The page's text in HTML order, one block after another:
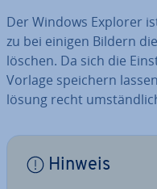
Der Windows Explorer
zu bei einigen Bildern
löschen. Da sich die
Vorlage speichern
lö­sung recht
Hinweis